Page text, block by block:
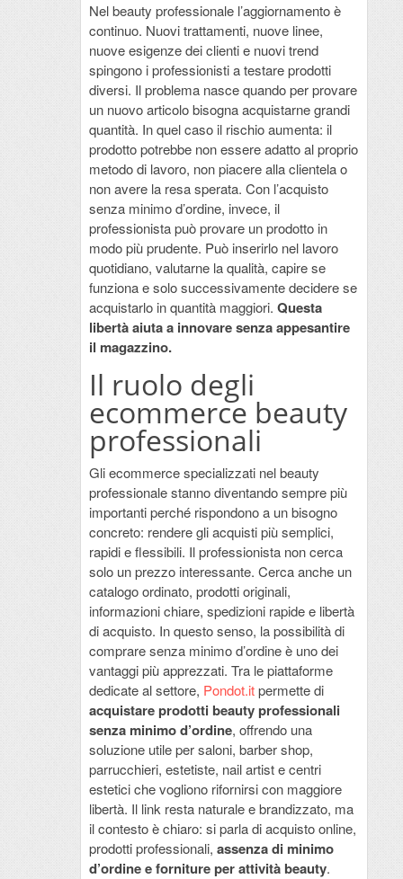
Nel beauty professionale l’aggiornamento è
continuo. Nuovi trattamenti, nuove linee,
nuove esigenze dei clienti e nuovi trend
spingono i professionisti a testare prodotti
diversi. Il problema nasce quando per provare
un nuovo articolo bisogna acquistarne grandi
quantità. In quel caso il rischio aumenta: il
prodotto potrebbe non essere adatto al proprio
metodo di lavoro, non piacere alla clientela o
non avere la resa sperata. Con l’acquisto
senza minimo d’ordine, invece, il
professionista può provare un prodotto in
modo più prudente. Può inserirlo nel lavoro
quotidiano, valutarne la qualità, capire se
funziona e solo successivamente decidere se
acquistarlo in quantità maggiori. Questa
libertà aiuta a innovare senza appesantire
il magazzino.
Il ruolo degli
ecommerce beauty
professionali
Gli ecommerce specializzati nel beauty
professionale stanno diventando sempre più
importanti perché rispondono a un bisogno
concreto: rendere gli acquisti più semplici,
rapidi e flessibili. Il professionista non cerca
solo un prezzo interessante. Cerca anche un
catalogo ordinato, prodotti originali,
informazioni chiare, spedizioni rapide e libertà
di acquisto. In questo senso, la possibilità di
comprare senza minimo d’ordine è uno dei
vantaggi più apprezzati. Tra le piattaforme
dedicate al settore, Pondot.itpermette di
acquistare prodotti beauty professionali
senza minimo d’ordine, offrendo una
soluzione utile per saloni, barber shop,
parrucchieri, estetiste, nail artist e centri
estetici che vogliono rifornirsi con maggiore
libertà. Il link resta naturale e brandizzato, ma
il contesto è chiaro: si parla di acquisto online,
prodotti professionali, assenza di minimo
d’ordine e forniture per attività beauty.